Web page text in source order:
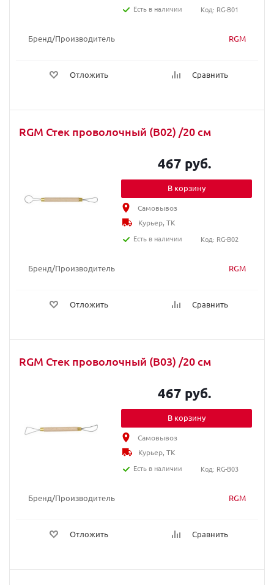
Бренд/Производитель RGM
Отложить Сравнить
Есть в наличии
Код: RG-B01
RGM Стек проволочный (B02) /20 cм
Бренд/Производитель RGM
Отложить Сравнить
467 руб.
В корзину
Самовывоз
Курьер, ТК
Есть в наличии
Код: RG-B02
RGM Стек проволочный (B03) /20 cм
Бренд/Производитель RGM
Отложить Сравнить
467 руб.
В корзину
Самовывоз
Курьер, ТК
Есть в наличии
Код: RG-B03